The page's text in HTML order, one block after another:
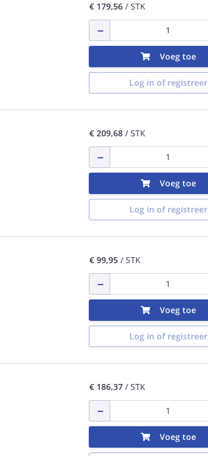
€ 179,56/ STK
Voeg toe
Log in of registreer
€ 209,68/ STK
Voeg toe
Log in of registreer
€ 99,95/ STK
Voeg toe
Log in of registreer
€ 186,37/ STK
Voeg toe